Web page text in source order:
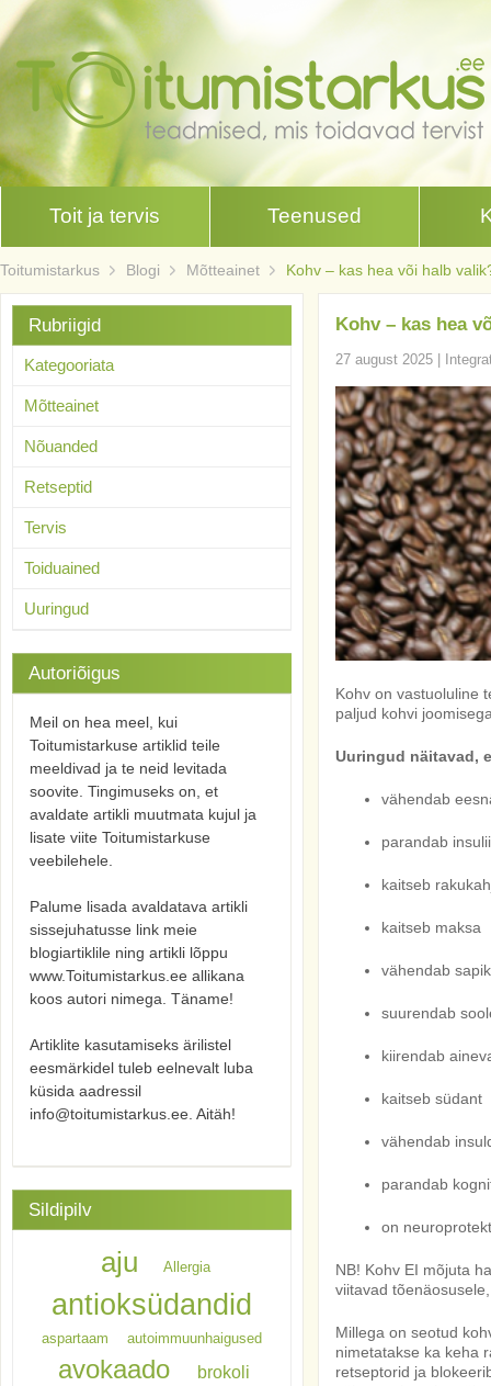
Toit ja tervis Teenused
Toitumistarkus Blogi Mõtteainet Kohv – kas hea või halb
Kohv – kas hea
27 august 2025
Kohv on vastuoluline
paljud kohvi
Uuringud näitavad,
vähendab
parandab
kaitseb
kaitseb maksa
vähendab
suurendab
kiirendab
kaitseb südant
vähendab
parandab
on
NB! Kohv EI mõjuta
viitavad
Millega on seotud
nimetatakse ka keha
retseptorid ja
Rubriigid
Kategooriata
Mõtteainet
Nõuanded
Retseptid
Tervis
Toiduained
Uuringud
Autoriõigus
Meil on hea meel, kui
Toitumistarkuse artiklid teile
meeldivad ja te neid levitada
soovite. Tingimuseks on, et
avaldate artikli muutmata kujul ja
lisate viite Toitumistarkuse
veebilehele.
Palume lisada avaldatava artikli
sissejuhatusse link meie
blogiartiklile ning artikli lõppu
www.Toitumistarkus.ee allikana
koos autori nimega. Täname!
Artiklite kasutamiseks ärilistel
eesmärkidel tuleb eelnevalt luba
küsida aadressil
info@toitumistarkus.ee. Aitäh!
Sildipilv
aju Allergia
antioksüdandid
aspartaam autoimmuunhaigused
avokaado brokoli